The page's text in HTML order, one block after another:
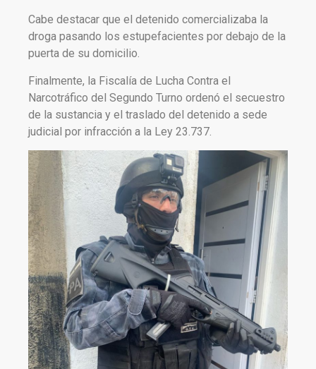
Cabe destacar que el detenido comercializaba la
droga pasando los estupefacientes por debajo de la
puerta de su domicilio.
Finalmente, la Fiscalía de Lucha Contra el
Narcotráfico del Segundo Turno ordenó el secuestro
de la sustancia y el traslado del detenido a sede
judicial por infracción a la Ley 23.737.